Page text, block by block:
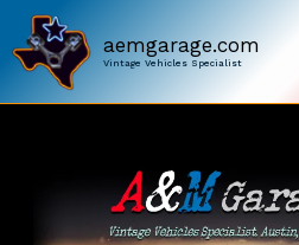
content
aemgarage.com
Vintage Vehicles Specialist